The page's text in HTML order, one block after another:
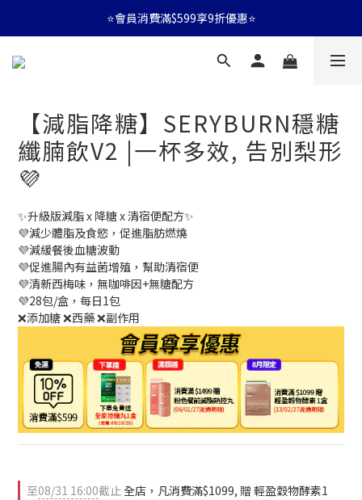
⭐會員消費滿$599享9折優惠⭐
⭐會員消費滿$599享9折優惠⭐
🚛消費滿$599 全店享免運🚛
【減脂降糖】SERYBURN穩糖
纖腩飲V2 |一杯多效, 告別梨形
💜
✨升級版減脂 x 降糖 x 清宿便配方✨
💜減少體脂及食慾，促進脂肪燃燒
💜減緩餐後血糖波動
💜促進腸內有益菌增殖，幫助清宿便
💜清新西梅味，無咖啡因+無糖配方
💜28包/盒，每日1包
❌添加糖 ❌西藥 ❌副作用
至08/31 16:00截止全店，凡消費滿$1099, 贈 輕盈穀物酵素1